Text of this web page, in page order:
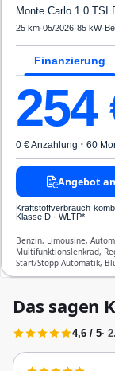
Monte Carlo 1.0 TSI
25 km·05/2026·85 kW·
Finanzierung
254
0 € Anzahlung · 60
Angebot
Kraftstoffverbrauch
Klasse D · WLTP*
Benzin, Limousine,
Multifunktionslenkrad,
Start/Stopp-Automatik,
Erkennung, ESP, ABS,
Das sagen
4,6 / 5·